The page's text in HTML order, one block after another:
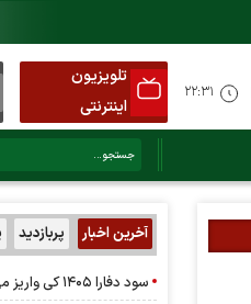
تلویزیون
اینترنتی
آخرین اخبار پربازدید
سود دفارا ۱۴۰۵ کی واریز می‌شود و چقدر است؟